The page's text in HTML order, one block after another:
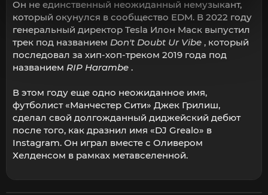
Он не единственный неожиданный немузыкант,
который окунулся в сообщество EDM. В 2022 году
генеральный директор Tesla Илон Маск выпустил
трек под названием Don't Doubt Ur Vibe , который
последовал за хип-хоп-треком 2019 года под
названием RIP Harambe .
В этом году еще одно неожиданное имя,
футболист «Манчестер Сити» Джек Грилиш,
сделал свой долгожданный диджейский дебют
после того, как дразнил имя «DJ Grealo» в
Instagram. Он играл вместе с Оливером
Хелденсом в рамках метавселенной.